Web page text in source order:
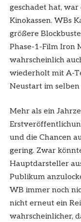
geschadet hat,
Kinokassen. WBs
größere
Phase-1-Film Iron
wahrscheinlich
wiederholt mit A-
Neustart im
Mehr als ein
und die Chancen
gering. Zwar
Hauptdarsteller
Publikum
WB immer noch
nicht erneut ein
wahrscheinlicher,